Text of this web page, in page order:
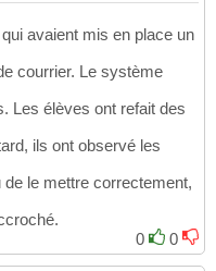
avaient mis en place un
courrier. Le système
Les élèves ont refait des
ils ont observé les
le mettre correctement,
0
0